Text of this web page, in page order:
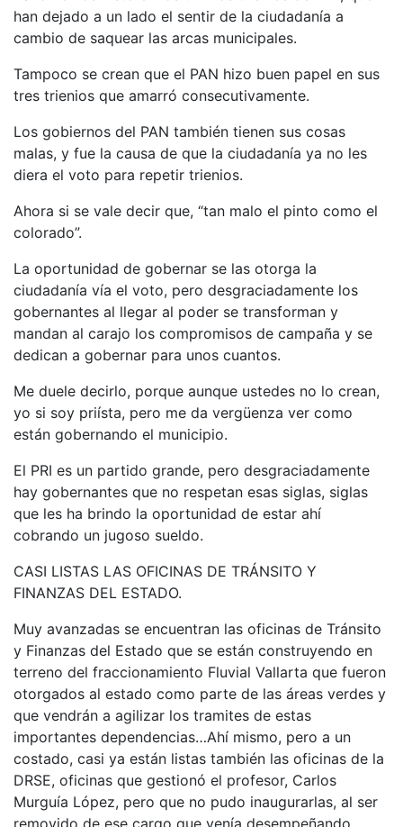
han dejado a un lado el sentir de la ciudadanía a
cambio de saquear las arcas municipales.
Tampoco se crean que el PAN hizo buen papel en sus
tres trienios que amarró consecutivamente.
Los gobiernos del PAN también tienen sus cosas
malas, y fue la causa de que la ciudadanía ya no les
diera el voto para repetir trienios.
Ahora si se vale decir que, “tan malo el pinto como el
colorado”.
La oportunidad de gobernar se las otorga la
ciudadanía vía el voto, pero desgraciadamente los
gobernantes al llegar al poder se transforman y
mandan al carajo los compromisos de campaña y se
dedican a gobernar para unos cuantos.
Me duele decirlo, porque aunque ustedes no lo crean,
yo si soy priísta, pero me da vergüenza ver como
están gobernando el municipio.
El PRI es un partido grande, pero desgraciadamente
hay gobernantes que no respetan esas siglas, siglas
que les ha brindo la oportunidad de estar ahí
cobrando un jugoso sueldo.
CASI LISTAS LAS OFICINAS DE TRÁNSITO Y
FINANZAS DEL ESTADO.
Muy avanzadas se encuentran las oficinas de Tránsito
y Finanzas del Estado que se están construyendo en
terreno del fraccionamiento Fluvial Vallarta que fueron
otorgados al estado como parte de las áreas verdes y
que vendrán a agilizar los tramites de estas
importantes dependencias…Ahí mismo, pero a un
costado, casi ya están listas también las oficinas de la
DRSE, oficinas que gestionó el profesor, Carlos
Murguía López, pero que no pudo inaugurarlas, al ser
removido de ese cargo que venía desempeñando